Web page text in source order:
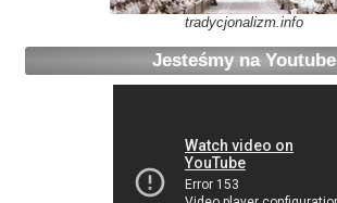
tradycjonalizm.info
Jesteśmy na Youtube